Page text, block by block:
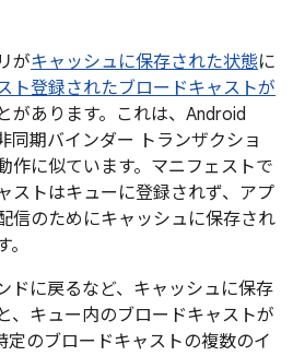
がキャッシュに保存された状態に
ト登録されたブロードキャストが
があります。これは、Android
同期バインダー トランザクショ
作に似ています。マニフェストで
ストはキューに登録されず、アプ
信のためにキャッシュに保存され
ドに戻るなど、キャッシュに保存
、キュー内のブロードキャストが
定のブロードキャストの複数のイ